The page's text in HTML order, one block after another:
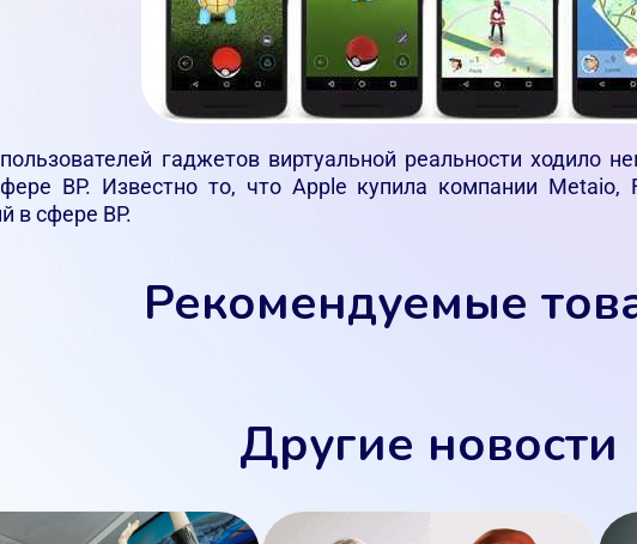
гаджетов виртуальной реальности ходило
ВР. Известно то, что Apple купила компании
в сфере ВР.
Рекомендуемые
Другие новости